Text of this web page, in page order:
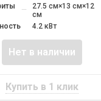
27.5 см×13 см×12
см
4.2 кВт
Нет в наличии